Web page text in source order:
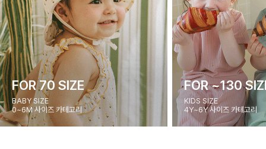
FOR 70 SIZE
BABY SIZE
0~6M 사이즈 카테고리
FOR ~130
KIDS SIZE
4Y~6Y 사이즈 카테고리